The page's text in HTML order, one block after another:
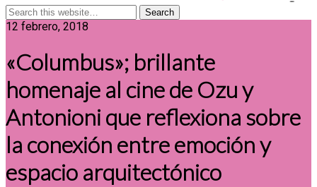
12 febrero, 2018
«Columbus»; brillante
homenaje al cine de Ozu y
Antonioni que reflexiona sobre
la conexión entre emoción y
espacio arquitectónico